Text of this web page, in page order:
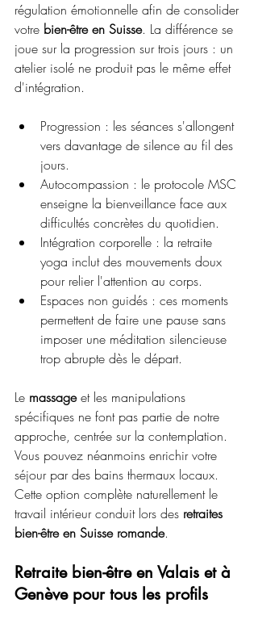
régulation émotionnelle afin de consolider
votre bien-être en Suisse. La différence se
joue sur la progression sur trois jours : un
atelier isolé ne produit pas le même effet
d'intégration.
Progression : les séances s'allongent
vers davantage de silence au fil des
jours.
Autocompassion : le protocole MSC
enseigne la bienveillance face aux
difficultés concrètes du quotidien.
Intégration corporelle : la retraite
yoga inclut des mouvements doux
pour relier l'attention au corps.
Espaces non guidés : ces moments
permettent de faire une pause sans
imposer une méditation silencieuse
trop abrupte dès le départ.
Le massage et les manipulations
spécifiques ne font pas partie de notre
approche, centrée sur la contemplation.
Vous pouvez néanmoins enrichir votre
séjour par des bains thermaux locaux.
Cette option complète naturellement le
travail intérieur conduit lors des retraites
bien-être en Suisse romande.
Retraite bien-être en Valais et à
Genève pour tous les profils